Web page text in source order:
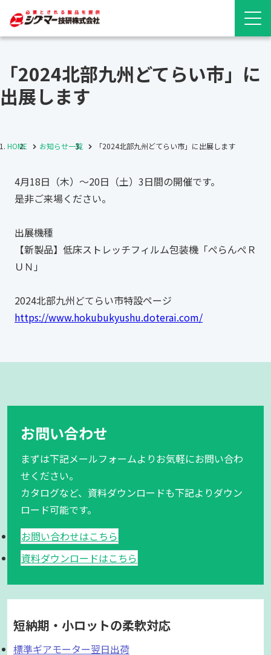
「2024北部九州どてらい市」に
出展します
HOME お知らせ一覧 「2024北部九州どてらい市」に出展します
4月18日（木）～20日（土）3日間の開催です。
是非ご来場ください。
出展機種
【新製品】低床ストレッチフィルム包装機「ぺらんぺＲ
ＵＮ」
2024北部九州どてらい市特設ページ
https://www.hokubukyushu.doterai.com/
お問い合わせ
まずは下記メールフォームよりお気軽にお問い合わ
せください。
カタログなど、資料ダウンロードも下記よりダウン
ロード可能です。
お問い合わせはこちら
資料ダウンロードはこちら
短納期・小ロットの柔軟対応
標準ギアモーター翌日出荷